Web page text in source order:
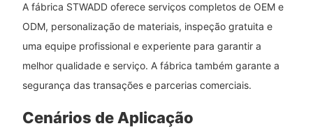
A fábrica STWADD oferece serviços completos de OEM e
ODM, personalização de materiais, inspeção gratuita e
uma equipe profissional e experiente para garantir a
melhor qualidade e serviço. A fábrica também garante a
segurança das transações e parcerias comerciais.
Cenários de Aplicação